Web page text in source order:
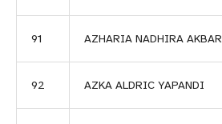
91 AZHARIA NADHIRA AKBAR
92 AZKA ALDRIC YAPANDI